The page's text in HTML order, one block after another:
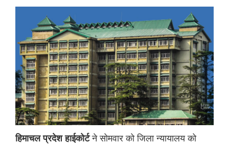
हिमाचल प्रदेश हाईकोर्टने सोमवार को जिला न्यायालय को